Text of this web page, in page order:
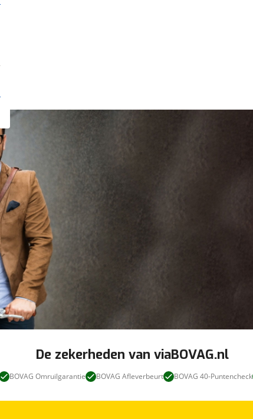
De zekerheden van viaBOVAG.nl
BOVAG Omruilgarantie BOVAG Afleverbeurt BOVAG 40-Puntencheck